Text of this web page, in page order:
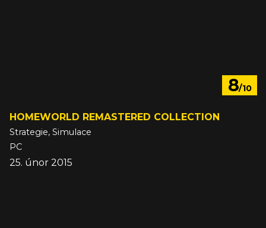
8/10
HOMEWORLD REMASTERED COLLECTION
Strategie, Simulace
PC
25. únor 2015